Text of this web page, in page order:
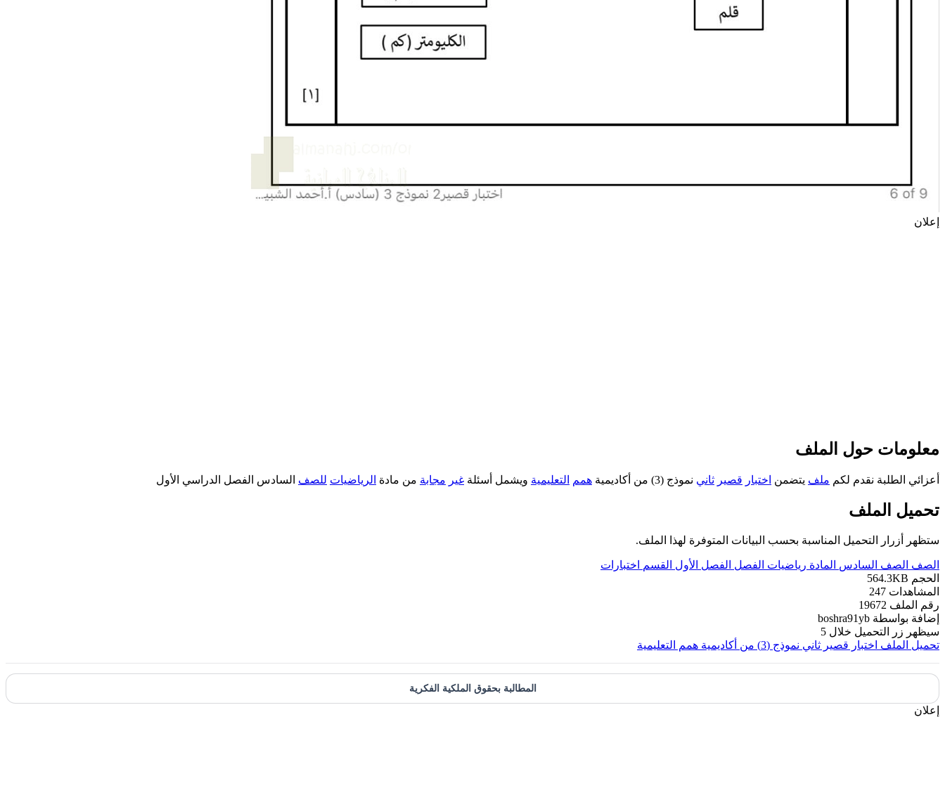
إعلان
معلومات حول الملف
أعزائي الطلبة نقدم لكم ملف يتضمن اختبار قصير ثاني نموذج (3) من أكاديمية همم التعليمية ويشمل أسئلة غير مجابة من مادة الرياضيات للصف السادس الفصل الدراسي الأول
تحميل الملف
ستظهر أزرار التحميل المناسبة بحسب البيانات المتوفرة لهذا الملف.
الصف الصف السادس المادة رياضيات الفصل الفصل الأول القسم اختبارات
الحجم 564.3KB
المشاهدات 247
رقم الملف 19672
إضافة بواسطة boshra91yb
سيظهر زر التحميل خلال 5
تحميل الملف اختبار قصير ثاني نموذج (3) من أكاديمية همم التعليمية
المطالبة بحقوق الملكية الفكرية
إعلان